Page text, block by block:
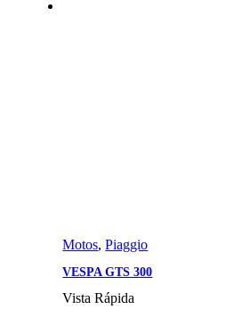
Motos,Piaggio
VESPA GTS 300
Vista Rápida